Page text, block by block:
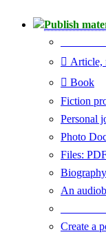
Publish
Article,
Book
Fiction
Personal
Photo
Files:
Biography
An
Create a